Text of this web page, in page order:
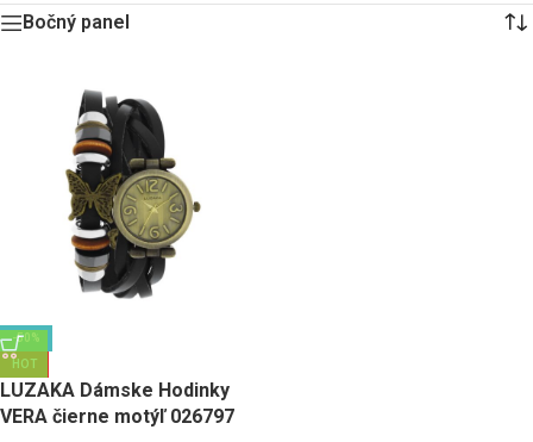
Bočný panel
-50%
HOT
LUZAKA Dámske Hodinky
VERA čierne motýľ 026797